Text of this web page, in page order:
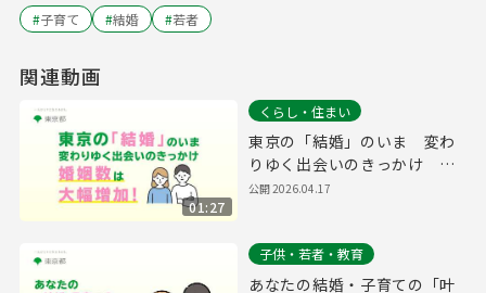
#子育て #結婚 #若者
関連動画
01:27
くらし・住まい
東京の「結婚」のいま 変わ
りゆく出会いのきっかけ 婚
姻数は大幅増加！
公開2026.04.17
子供・若者・教育
あなたの結婚・子育ての「叶